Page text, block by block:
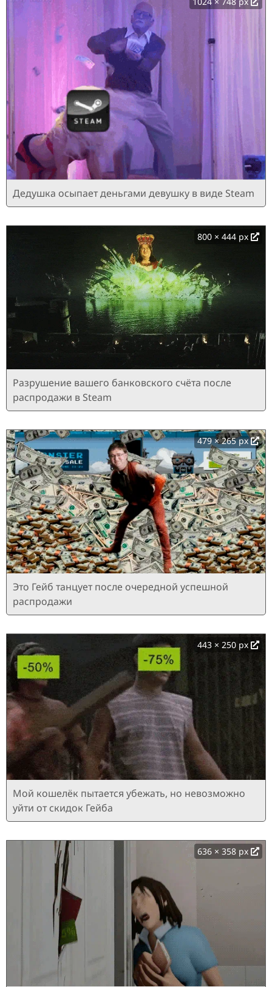
Дедушка осыпает деньгами девушку в виде Steam
800 × 444 px
Разрушение вашего банковского счёта после
распродажи в Steam
479 × 265 px
Это Гейб танцует после очередной успешной
распродажи
443 × 250 px
Мой кошелёк пытается убежать, но невозможно
уйти от скидок Гейба
636 × 358 px